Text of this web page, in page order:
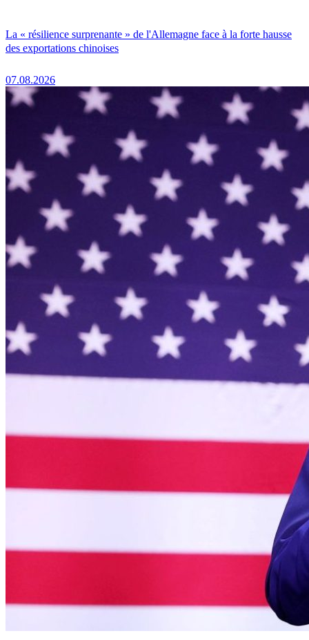
La « résilience surprenante » de l'Allemagne face à la forte hausse
des exportations chinoises
07.08.2026